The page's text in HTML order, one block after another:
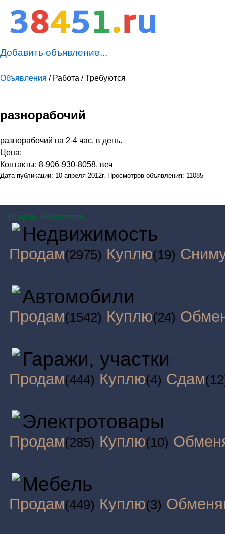
Добавить объявление...
Объявления / Работа / Требуются
разнорабочий
разнорабочий на 2-4 час. в день.
Цена:
Контакты: 8-906-930-8058, веч
Дата публикации: 10 апреля 2012г. Просмотров объявления: 11085
Разделы объявлений
Недвижимость
Продам(2975) Куплю(19)
Автомобили
Продам(1542) Куплю(24)
Гаражи, участки
Продам(444) Куплю(4) Сдам
Электротовары
Продам(285) Куплю(10)
Мебель
Продам(449) Куплю(3)